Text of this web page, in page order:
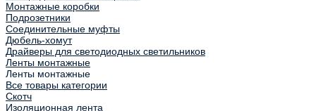
Монтажные коробки
Подрозетники
Соединительные муфты
Дюбель-хомут
Драйверы для светодиодных светильников
Ленты монтажные
Ленты монтажные
Все товары категории
Скотч
Изоляционная лента